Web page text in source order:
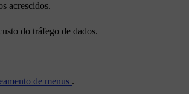
acrescidos.
do tráfego de dados.
de menus .